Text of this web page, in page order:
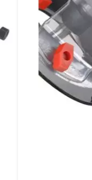
کلیک کنید